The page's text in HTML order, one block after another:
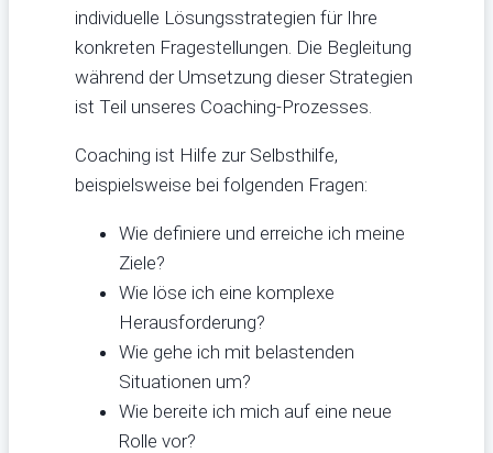
individuelle Lösungsstrategien für Ihre
konkreten Fragestellungen. Die Begleitung
während der Umsetzung dieser Strategien
ist Teil unseres Coaching-Prozesses.
Coaching ist Hilfe zur Selbsthilfe,
beispielsweise bei folgenden Fragen:
Wie definiere und erreiche ich meine
Ziele?
Wie löse ich eine komplexe
Herausforderung?
Wie gehe ich mit belastenden
Situationen um?
Wie bereite ich mich auf eine neue
Rolle vor?